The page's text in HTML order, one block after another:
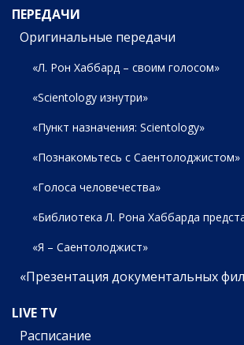
ПЕРЕДАЧИ
Оригинальные передачи
«Л. Рон Хаббард – своим голосом»
«Scientology изнутри»
«Пункт назначения: Scientology»
«Познакомьтесь с Саентолоджистом»
«Голоса человечества»
«Библиотека Л. Рона Хаббарда
«Я – Саентолоджист»
«Презентация документальных
LIVE TV
Расписание